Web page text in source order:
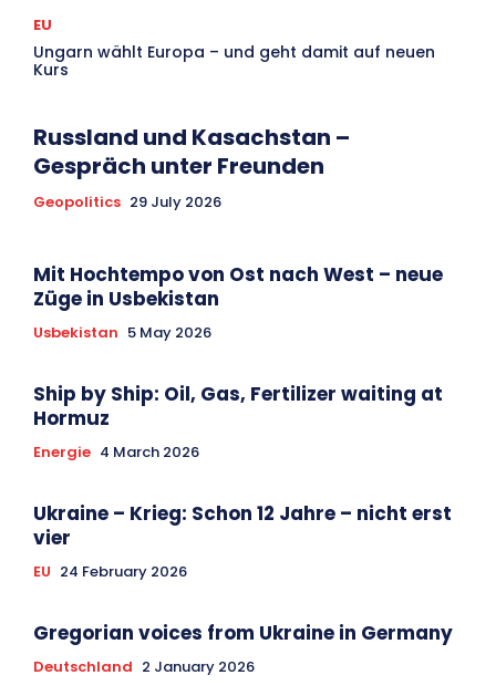
EU
Ungarn wählt Europa – und geht damit auf neuen
Kurs
Russland und Kasachstan –
Gespräch unter Freunden
Geopolitics 29 July 2026
Mit Hochtempo von Ost nach West – neue
Züge in Usbekistan
Usbekistan 5 May 2026
Ship by Ship: Oil, Gas, Fertilizer waiting at
Hormuz
Energie 4 March 2026
Ukraine – Krieg: Schon 12 Jahre – nicht erst
vier
EU 24 February 2026
Gregorian voices from Ukraine in Germany
Deutschland 2 January 2026